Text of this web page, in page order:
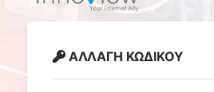
ΑΛΛΑΓΗ ΚΩΔΙΚΟΥ